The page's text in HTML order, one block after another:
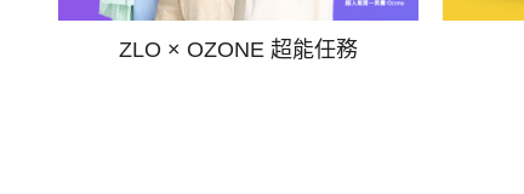
ZLO × OZONE 超能任務